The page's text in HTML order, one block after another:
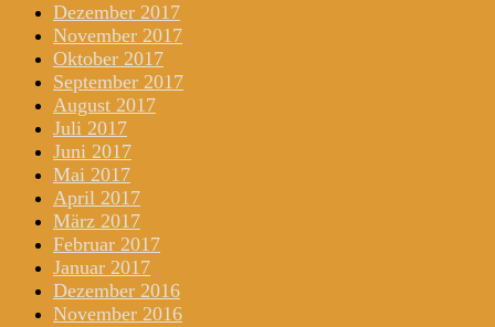
Dezember 2017
November 2017
Oktober 2017
September 2017
August 2017
Juli 2017
Juni 2017
Mai 2017
April 2017
März 2017
Februar 2017
Januar 2017
Dezember 2016
November 2016